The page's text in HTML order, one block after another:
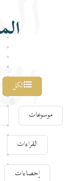
الكل
موسوعات
القراءات
إحصاءات